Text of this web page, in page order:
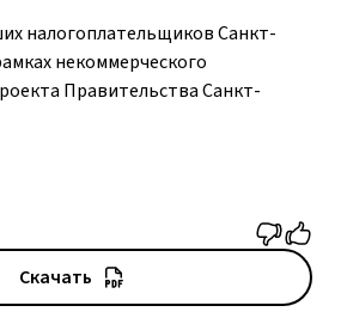
налогоплательщиков Санкт-
некоммерческого
Правительства Санкт-
Скачать